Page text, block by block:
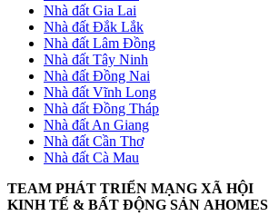
Nhà đất Gia Lai
Nhà đất Đắk Lắk
Nhà đất Lâm Đồng
Nhà đất Tây Ninh
Nhà đất Đồng Nai
Nhà đất Vĩnh Long
Nhà đất Đồng Tháp
Nhà đất An Giang
Nhà đất Cần Thơ
Nhà đất Cà Mau
TEAM PHÁT TRIỂN MẠNG XÃ HỘI
KINH TẾ & BẤT ĐỘNG SẢN AHOMES